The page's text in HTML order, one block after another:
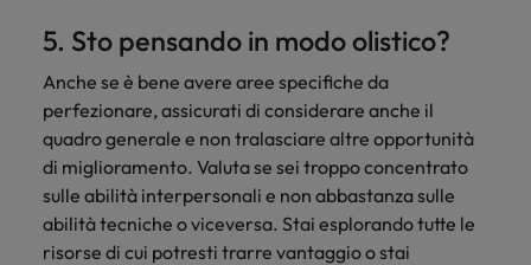
5. Sto pensando in modo olistico?
Anche se è bene avere aree specifiche da
perfezionare, assicurati di considerare anche il
quadro generale e non tralasciare altre opportunità
di miglioramento. Valuta se sei troppo concentrato
sulle abilità interpersonali e non abbastanza sulle
abilità tecniche o viceversa. Stai esplorando tutte le
risorse di cui potresti trarre vantaggio o stai